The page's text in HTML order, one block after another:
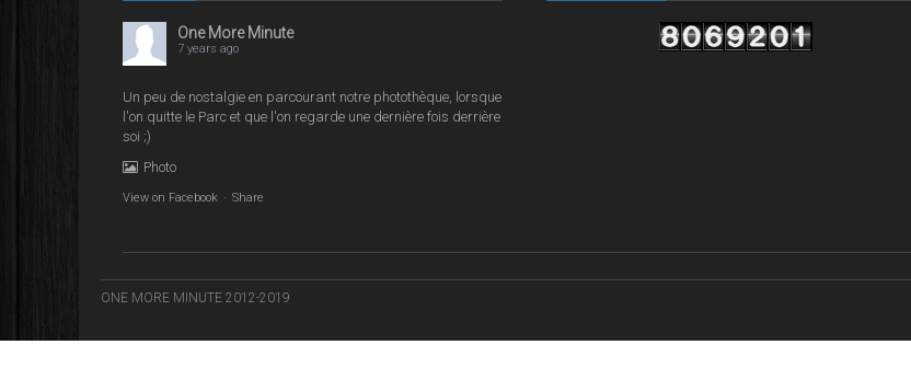
One More Minute
7 years ago
Un peu de nostalgie en parcourant notre photothèque, lorsque
l'on quitte le Parc et que l'on regarde une dernière fois derrière
soi ;)
Photo
View on Facebook · Share
ONE MORE MINUTE 2012-2019